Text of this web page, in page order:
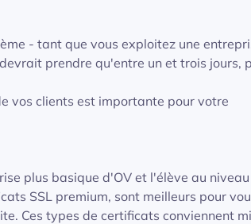
- tant que vous exploitez une
prendre qu'entre un et trois jours,
vos clients est importante pour votre
plus basique d'OV et l'élève au niveau
SSL premium, sont meilleurs pour
Ces types de certificats conviennent